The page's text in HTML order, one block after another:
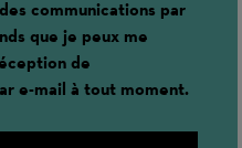
communications par
que je peux me
de
e-mail à tout moment.